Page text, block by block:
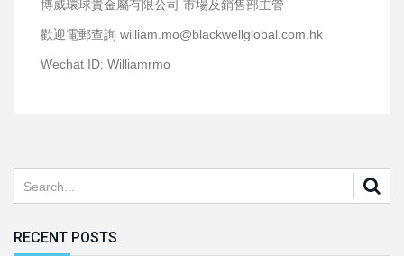
博威環球貴金屬有限公司 市場及銷售部主管
歡迎電郵查詢 william.mo@blackwellglobal.com.hk
Wechat ID: Williamrmo
RECENT POSTS